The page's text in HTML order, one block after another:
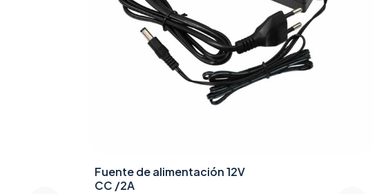
Fuente de alimentación 12V
CC /2A